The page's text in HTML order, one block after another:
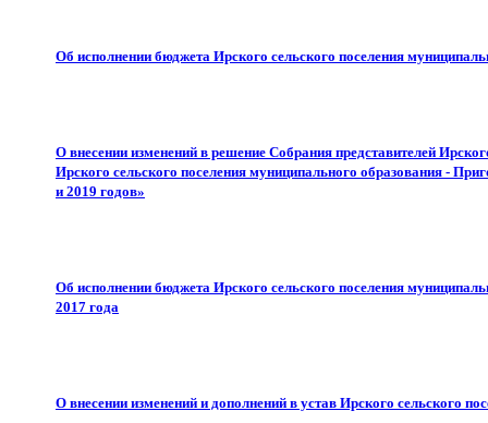
Об исполнении бюджета Ирского сельского поселения
О внесении изменений в решение Собрания представителей
Ирского сельского поселения муниципального образования -
и 2019 годов»
Об исполнении бюджета Ирского сельского поселения
2017 года
О внесении изменений и дополнений в устав Ирского сельского